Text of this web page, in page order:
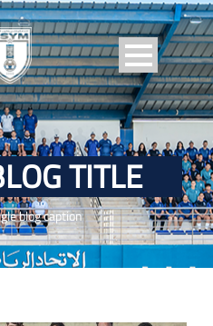
TITLE
blog caption